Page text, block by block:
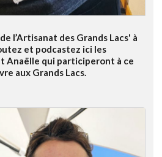
l’Artisanat des Grands Lacs' à
et podcastez ici les
Anaëlle qui participeront à ce
aux Grands Lacs.